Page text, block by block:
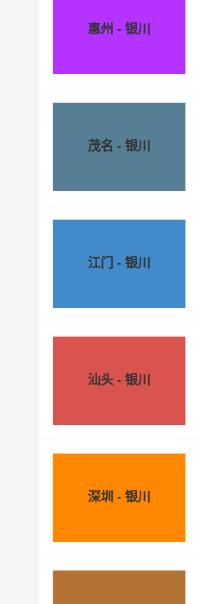
惠州 - 银川
茂名 - 银川
江门 - 银川
汕头 - 银川
深圳 - 银川